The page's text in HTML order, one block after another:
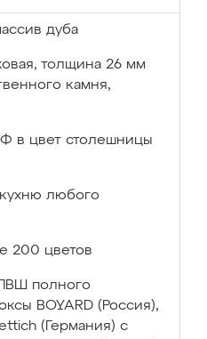
дуба
толщина 26 мм
камня,
в цвет столешницы
любого
200 цветов
ПВШ полного
BOYARD (Россия),
(Германия) с